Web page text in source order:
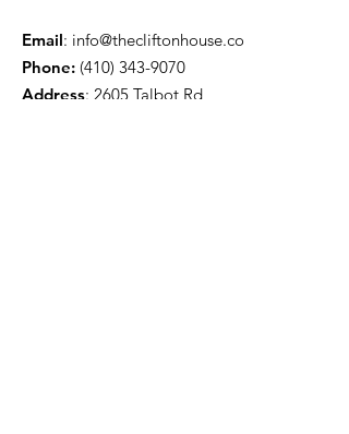
Email: info@thecliftonhouse.co
Phone: ‪(410) 343-9070
Address: 2605 Talbot Rd